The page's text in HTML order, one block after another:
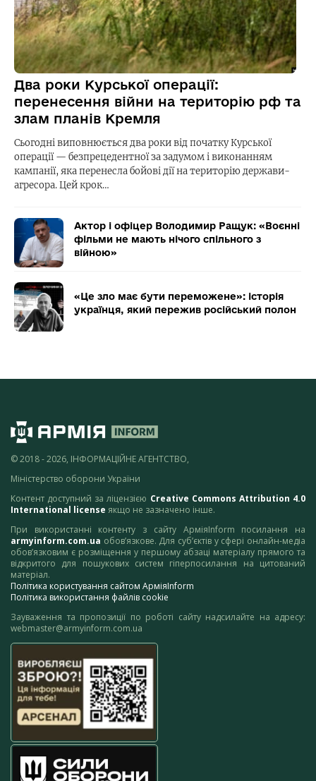
Два роки Курської операції:
перенесення війни на територію рф та
злам планів Кремля
Сьогодні виповнюється два роки від початку Курської
операції — безпрецедентної за задумом і виконанням
кампанії, яка перенесла бойові дії на територію держави-
агресора. Цей крок…
Актор і офіцер Володимир Ращук: «Воєнні
фільми не мають нічого спільного з
війною»
«Це зло має бути переможене»: історія
українця, який пережив російський полон
© 2018 - 2026, ІНФОРМАЦІЙНЕ АГЕНТСТВО,
Міністерство оборони України
Контент доступний за ліцензією Creative Commons Attribution 4.0
International license якщо не зазначено інше.
При використанні контенту з сайту АрміяInform посилання на
armyinform.com.ua обов’язкове. Для суб’єктів у сфері онлайн-медіа
обов’язковим є розміщення у першому абзаці матеріалу прямого та
відкритого для пошукових систем гіперпосилання на цитований
матеріал.
Політика користування сайтом АрміяInform
Політика використання файлів cookie
Зауваження та пропозиції по роботі сайту надсилайте на адресу:
webmaster@armyinform.com.ua